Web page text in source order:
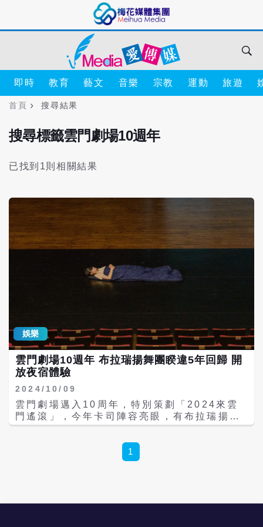
即時 教育 藝文 音樂 宗教 運動 旅遊
首頁 搜尋結果
搜尋標籤雲門劇場10週年
已找到1則相關結果
娛樂
雲門劇場10週年 布拉瑞揚舞團睽違5年回歸 開
放夜宿體驗
2024/10/09
雲門劇場邁入10周年，特別策劃「2024來雲
門遙滾」，今年卡司陣容亮眼，有布拉瑞揚舞
團睽違5年再次回到雲門劇場，攜手金曲獎得
將有90分鐘精采對決。布拉瑞揚表示：「我們
一定要唱到喉嚨深處，跳到筋骨粘膜。」觀眾
1